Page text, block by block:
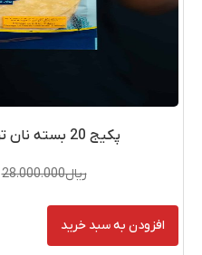
پکیج 20 بسته نان ترتیلای گندم سایز 20
ریال28.000.000
افزودن به سبد خرید